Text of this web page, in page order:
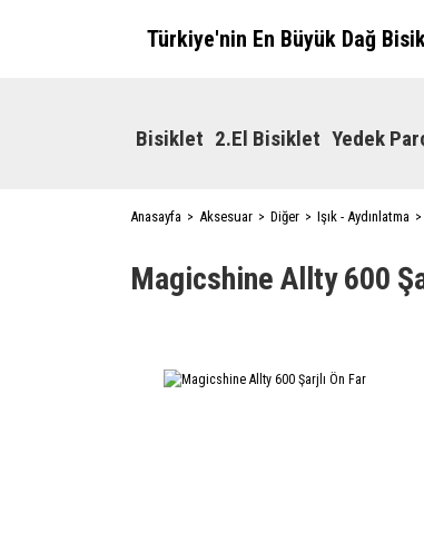
Türkiye'nin En Büyük Dağ
Bisiklet 2.El Bisiklet Yedek
Anasayfa Aksesuar Diğer Işık - Aydınlatma
Magicshine Allty 600